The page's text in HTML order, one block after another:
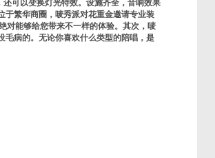
可以变换灯光特效。设施齐全，音响效果
于繁华商圈，唛秀派对花重金邀请专业装
对能够给您带来不一样的体验。其次，唛
毛病的。无论你喜欢什么类型的陪唱，是